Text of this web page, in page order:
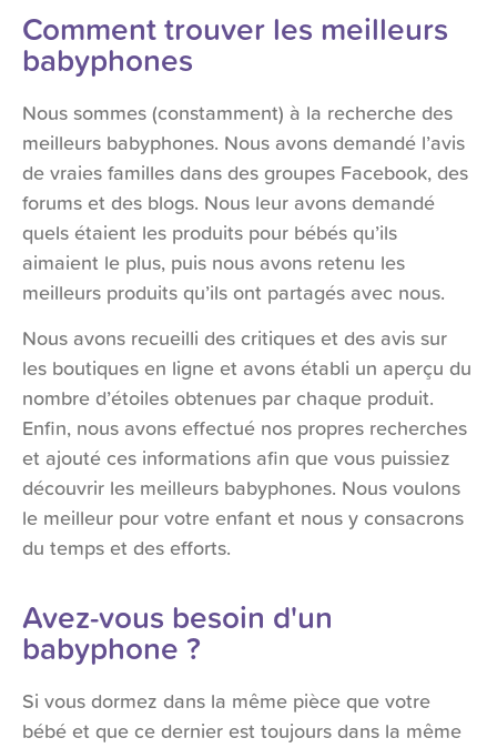
Comment trouver les meilleurs
babyphones
Nous sommes (constamment) à la recherche des
meilleurs babyphones. Nous avons demandé l’avis
de vraies familles dans des groupes Facebook, des
forums et des blogs. Nous leur avons demandé
quels étaient les produits pour bébés qu’ils
aimaient le plus, puis nous avons retenu les
meilleurs produits qu’ils ont partagés avec nous.
Nous avons recueilli des critiques et des avis sur
les boutiques en ligne et avons établi un aperçu du
nombre d’étoiles obtenues par chaque produit.
Enfin, nous avons effectué nos propres recherches
et ajouté ces informations afin que vous puissiez
découvrir les meilleurs babyphones. Nous voulons
le meilleur pour votre enfant et nous y consacrons
du temps et des efforts.
Avez-vous besoin d'un
babyphone ?
Si vous dormez dans la même pièce que votre
bébé et que ce dernier est toujours dans la même